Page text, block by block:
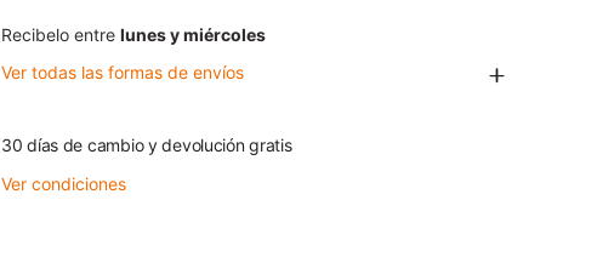
Recibelo entre lunes y miércoles
Ver todas las formas de envíos
30 días de cambio y devolución gratis
Ver condiciones